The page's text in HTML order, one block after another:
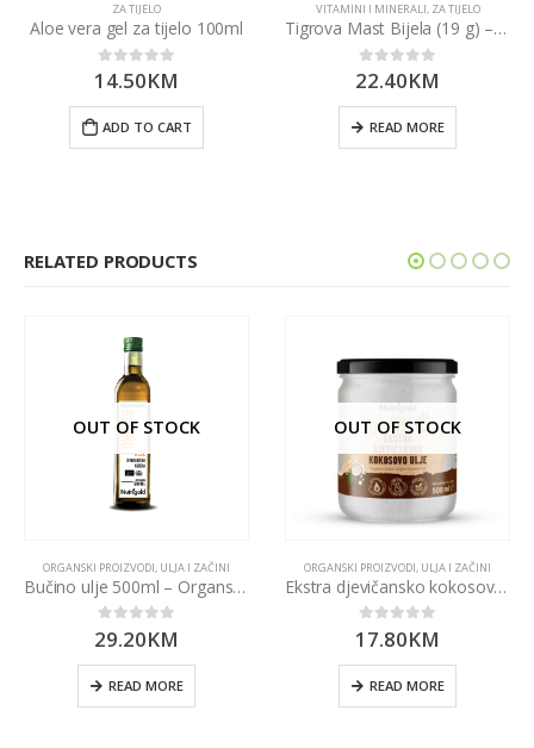
ZA TIJELO
Aloe vera gel za tijelo 100ml
0 out of 5
14.50KM
ADD TO CART
VITAMINI I MINERALI, ZA TIJELO
Tigrova Mast Bijela (19 g) – EuroVita
0out of 5
22.40KM
READ MORE
RELATED PRODUCTS
OUT OF STOCK
ORGANSKI PROIZVODI, ULJA I ZAČINI
Bučino ulje 500ml – Organsko hladno prešano
0out of 5
29.20KM
READ MORE
OUT OF STOCK
ORGANSKI PROIZVODI, ULJA I ZAČINI
Ekstra djevičansko kokosovo ulje 500ml
0 out of 5
17.80KM
READ MORE